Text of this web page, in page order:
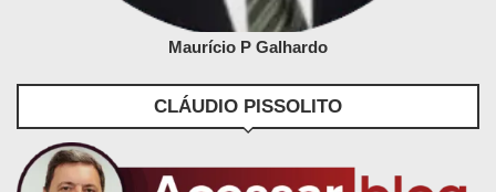
Maurício P Galhardo
CLÁUDIO PISSOLITO